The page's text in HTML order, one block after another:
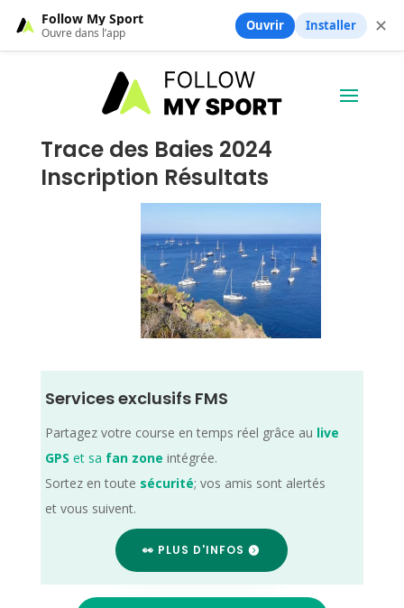
Trace des Baies 2024
Inscription Résultats
Services exclusifs FMS
Partagez votre course en temps réel grâce au live
GPS et sa fan zone intégrée.
Sortez en toute sécurité; vos amis sont alertés
et vous suivent.
👀 PLUS D'INFOS
Follow My Sport
Ouvre dans l’app Ouvrir Installer ✕